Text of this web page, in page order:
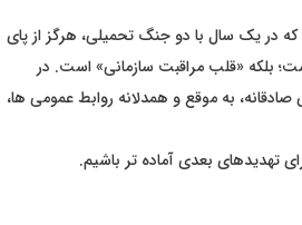
می گویم که در یک سال با دو جنگ تحمیلی، هرگز از پای
بلکه «قلب مراقبت سازمانی» است. در
به موقع و همدلانه روابط عمومی ها،
تهدیدهای بعدی آماده تر باشیم.